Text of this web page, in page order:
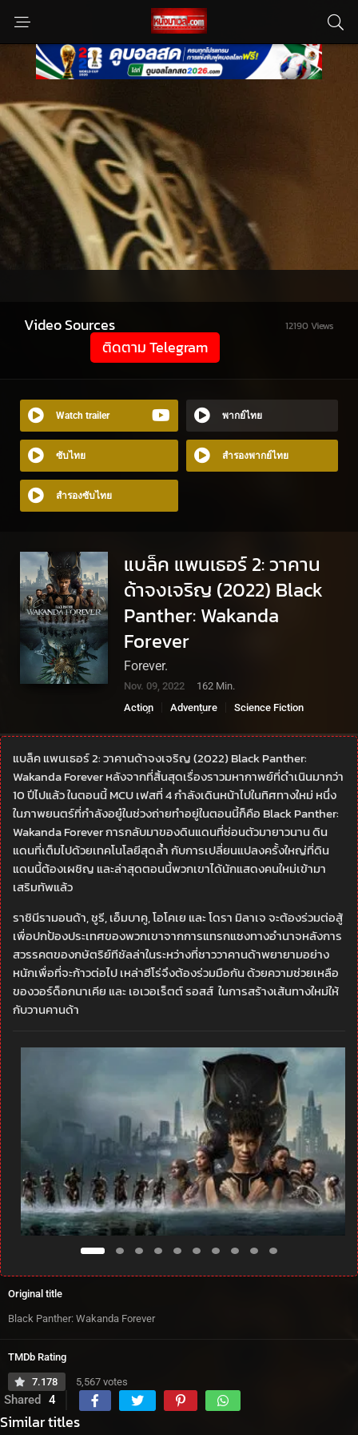
Video Sources 12190 Views
ติดตาม Telegram
Watch trailer พากย์ไทย
ซับไทย สำรองพากย์ไทย
สำรองซับไทย
แบล็ค แพนเธอร์ 2: วาคาน
ด้าจงเจริญ (2022) Black
Panther: Wakanda
Forever
Forever.
Nov. 09, 2022
162 Min.
Action
Adventure
Science Fiction
แบล็ค แพนเธอร์ 2: วาคานด้าจงเจริญ (2022) Black Panther:
Wakanda Forever หลังจากที่สิ้นสุดเรื่องราวมหากาพย์ที่ดำเนินมากว่า
10 ปีไปแล้ว ในตอนนี้ MCU เฟสที่ 4 กำลังเดินหน้าไปในทิศทางใหม่ หนึ่ง
ในภาพยนตร์ที่กำลังอยู๋ในช่วงถ่ายทำอยู่ในตอนนี้ก็คือ Black Panther:
Wakanda Forever การกลับมาของดินแดนที่ซ่อนตัวมายาวนาน ดิน
แดนที่เต็มไปด้วยเทคโนโลยีสุดล้ำ กับการเปลี่ยนแปลงครั้งใหญ่ที่ดิน
แดนนี้ต้องเผชิญ และล่าสุดตอนนี้พวกเขาได้นักแสดงคนใหม่เข้ามา
เสริมทัพแล้ว
ราชินีรามอนด้า, ชูรี, เอ็มบาคู, โอโคเย และ โดรา มิลาเจ จะต้องร่วมต่อสู้
เพื่อปกป้องประเทศของพวกเขาจากการแทรกแซงทางอำนาจหลังการ
สวรรคตของกษัตริย์ทีชัลล่าในระหว่างที่ชาววาคานด้าพยายามอย่าง
หนักเพื่อที่จะก้าวต่อไป เหล่าฮีโร่จึงต้องร่วมมือกัน ด้วยความช่วยเหลือ
ของวอร์ด็อกนาเคีย และ เอเวอเร็ตต์ รอสส์ ในการสร้างเส้นทางใหม่ให้
กับวานคานด้า
Original title
Black Panther: Wakanda Forever
TMDb Rating
7.178 5,567 votes
Shared 4
Similar titles